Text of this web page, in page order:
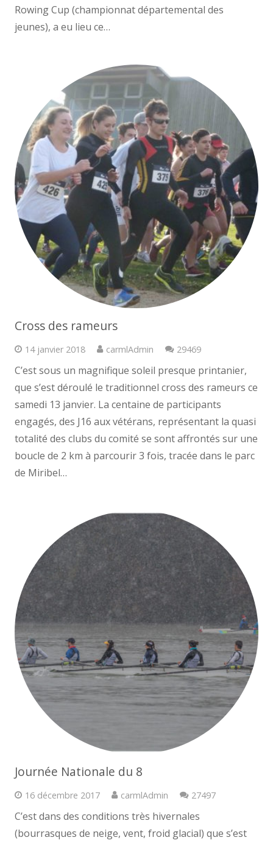
Rowing Cup (championnat départemental des
jeunes), a eu lieu ce…
Cross des rameurs
14 janvier 2018 carmlAdmin 29469Commentaires
C’est sous un magnifique soleil presque printanier,
que s’est déroulé le traditionnel cross des rameurs ce
samedi 13 janvier. La centaine de participants
engagés, des J16 aux vétérans, représentant la quasi
totalité des clubs du comité se sont affrontés sur une
boucle de 2 km à parcourir 3 fois, tracée dans le parc
de Miribel…
Journée Nationale du 8
16 décembre 2017 carmlAdmin 27497
C’est dans des conditions très hivernales
(bourrasques de neige, vent, froid glacial) que s’est